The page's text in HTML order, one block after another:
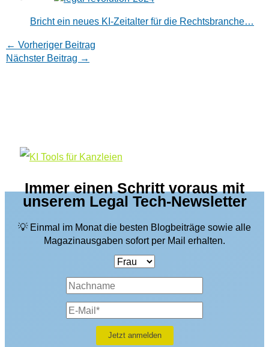
Bricht ein neues KI-Zeitalter für die Rechtsbranche…
← Vorheriger Beitrag
Nächster Beitrag →
Immer einen Schritt voraus mit
unserem Legal Tech-Newsletter
💡 Einmal im Monat die besten Blogbeiträge sowie alle
Magazinausgaben sofort per Mail erhalten.